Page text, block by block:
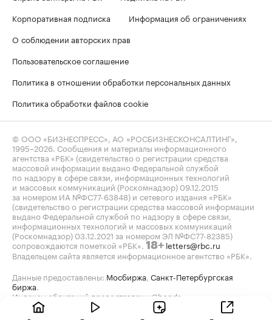
Корпоративная подписка
Информация об ограничениях
О соблюдении авторских прав
Пользовательское соглашение
Политика в отношении обработки персональных данных
Политика обработки файлов cookie
© ООО «БИЗНЕСПРЕСС», АО «РОСБИЗНЕСКОНСАЛТИНГ»,
1995–2026 . Сообщения и материалы информационного
агентства «РБК» (свидетельство о регистрации средства
массовой информации выдано Федеральной службой
по надзору в сфере связи, информационных технологий
и массовых коммуникаций (Роскомнадзор) 09.12.2015
за номером ИА №ФС77-63848) и сетевого издания «РБК»
(свидетельство о регистрации средства массовой информации
выдано Федеральной службой по надзору в сфере связи,
информационных технологий и массовых коммуникаций
(Роскомнадзор) 03.12.2021 за номером ЭЛ №ФС77-82385)
сопровождаются пометкой «РБК». 18+ letters@rbc.ru
Владельцем сайта является информационное агентство «РБК».
Данные предоставлены: Мосбиржа Санкт-Петербургская
биржа
Индексы облигаций предоставлены Cbonds.